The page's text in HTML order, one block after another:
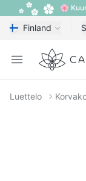
🌸
Finland
Open menu
Calypso
Luettelo